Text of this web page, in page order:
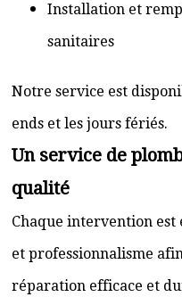
Installation et
sanitaires
Notre service est
ends et les jours fériés.
Un service de
qualité
Chaque intervention est
et professionnalisme
réparation efficace et